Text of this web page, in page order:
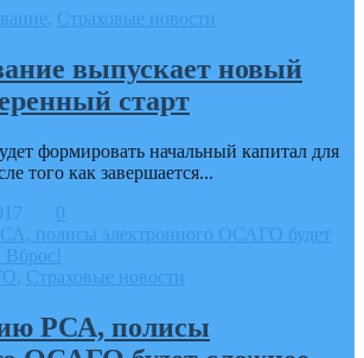
, Страховые новости
выпускает новый
старт
формировать начальный капитал для
того как завершается...
0
, Страховые новости
РСА, полисы